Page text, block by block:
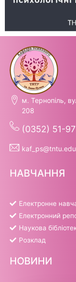
м. Тернопіль,
208
(0352) 51-
НАВЧАННЯ
Електронне
Електронний
Наукова
Розклад
НОВИНИ